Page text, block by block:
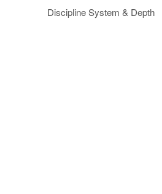
Discipline System & Depth